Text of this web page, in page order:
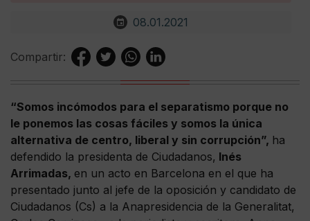
08.01.2021
Compartir:
“Somos incómodos para el separatismo porque no
le ponemos las cosas fáciles y somos la única
alternativa de centro, liberal y sin corrupción”, ha
defendido la presidenta de Ciudadanos, Inés
Arrimadas, en un acto en Barcelona en el que ha
presentado junto al jefe de la oposición y candidato de
Ciudadanos (Cs) a la Anapresidencia de la Generalitat,